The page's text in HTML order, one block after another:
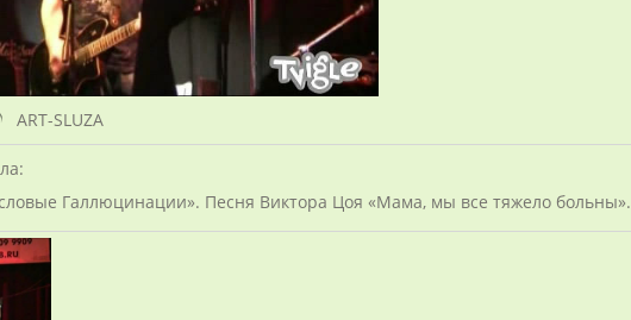
ART-SLUZA
:
Галлюцинации». Песня Виктора Цоя «Мама, мы все тяжело больны».